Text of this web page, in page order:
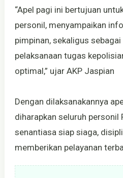
“Apel pagi ini bertujuan
personil, menyampaikan
pimpinan, sekaligus
pelaksanaan tugas
optimal,” ujar AKP Jaspian
Dengan dilaksanakannya
diharapkan seluruh personil
senantiasa siap siaga,
memberikan pelayanan